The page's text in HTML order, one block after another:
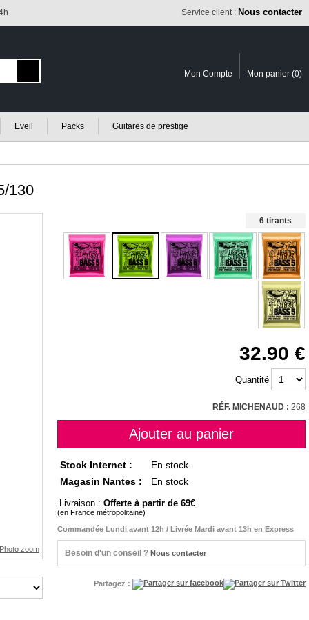
Service client : Nous contacter
Mon Compte Mon panier (0)
Eveil Packs Guitares de prestige
130
6 tirants
32.90
Quantité
RÉF. MICHENAUD : 268
Stock Internet :
En stock
Magasin Nantes :
En stock
Livraison : Offerte à partir de 69
(en France métropolitaine)
Commandée Lundi avant 12h / Livrée Mardi avant 13h en Express
Besoin d'un conseil ? Nous contacter
Partagez :